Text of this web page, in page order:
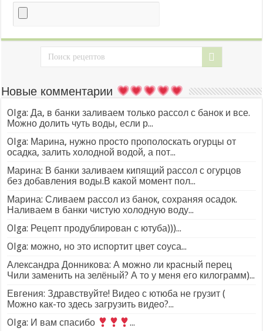
Новые комментарии
Olga: Да, в банки заливаем только рассол с банок и все.
Можно долить чуть воды, если р...
Olga: Марина, нужно просто прополоскать огурцы от
осадка, залить холодной водой, а пот...
Марина: В банки заливаем кипящий рассол с огурцов
без добавления воды.В какой момент пол...
Марина: Сливаем рассол из банок, сохраняя осадок.
Наливаем в банки чистую холодную воду...
Olga: Рецепт продублирован с ютуба)))...
Olga: можно, но это испортит цвет соуса...
Александра Донникова: А можно ли красный перец
Чили заменить на зелёный? А то у меня его килограмм)...
Евгения: Здравствуйте! Видео с ютюба не грузит (
Можно как-то здесь загрузить видео?...
Olga: И вам спасибо
...